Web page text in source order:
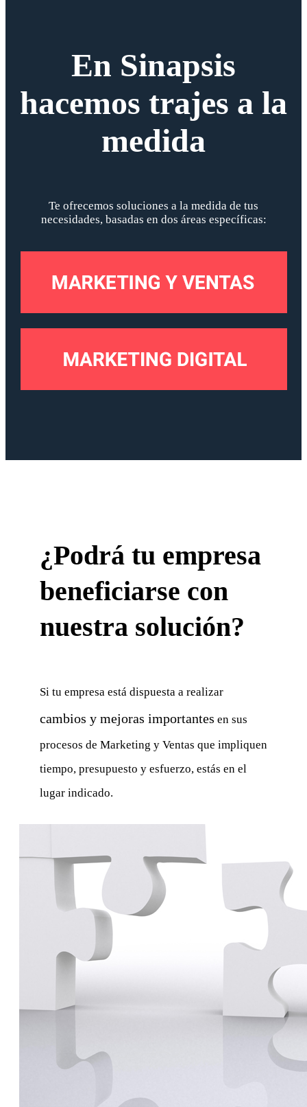
En Sinapsis
hacemos trajes a la
medida
Te ofrecemos soluciones a la medida de tus
necesidades, basadas en dos áreas específicas:
¿Podrá tu empresa
beneficiarse con
nuestra solución?
Si tu empresa está dispuesta a realizar
cambios y mejoras importantes en sus
procesos de Marketing y Ventas que impliquen
tiempo, presupuesto y esfuerzo, estás en el
lugar indicado.